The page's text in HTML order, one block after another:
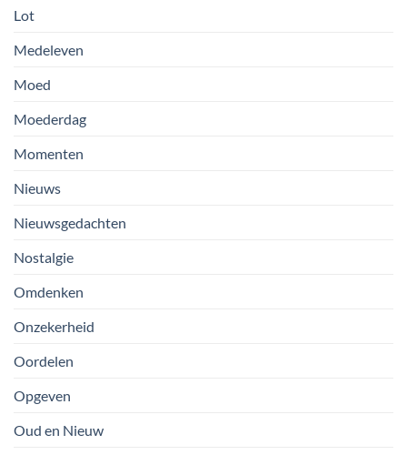
Lot
Medeleven
Moed
Moederdag
Momenten
Nieuws
Nieuwsgedachten
Nostalgie
Omdenken
Onzekerheid
Oordelen
Opgeven
Oud en Nieuw